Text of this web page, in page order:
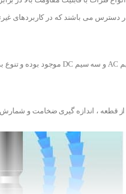
دسترس می باشند که در کاربردهای
از قطعه ، اندازه گیری ضخامت و